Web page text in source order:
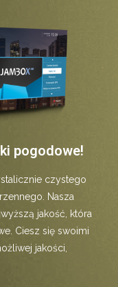
pogodowe!
czystego
Nasza
jakość, która
Ciesz się swoimi
jakości,